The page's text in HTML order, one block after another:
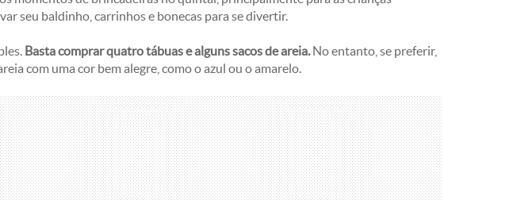
seu baldinho, carrinhos e bonecas para se divertir.
Basta comprar quatro tábuas e alguns sacos de areia.No entanto, se preferir,
com uma cor bem alegre, como o azul ou o amarelo.